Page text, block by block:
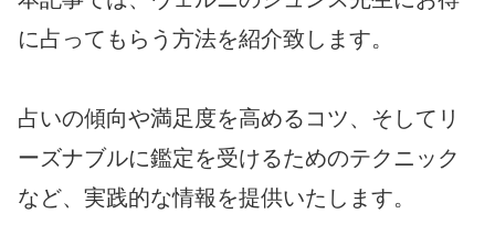
に占ってもらう方法を紹介致します。
占いの傾向や満足度を高めるコツ、そしてリ
ーズナブルに鑑定を受けるためのテクニック
など、実践的な情報を提供いたします。